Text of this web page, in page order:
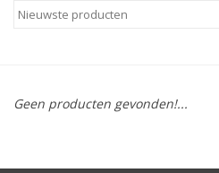
Sale!
Speelgoed
Geen producten gevonden!...